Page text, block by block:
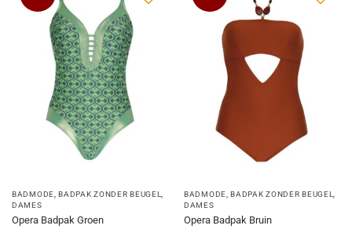
BADMODE ,BADPAK ZONDER BEUGEL
DAMES
Opera Badpak Groen
BADMODE ,BADPAK ZONDER BEUGEL
DAMES
Opera Badpak Bruin